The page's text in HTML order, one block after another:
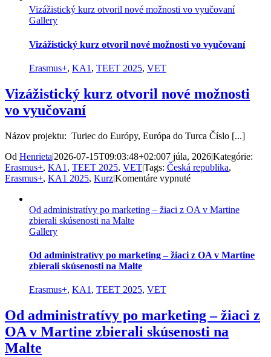
Vizážistický kurz otvoril nové možnosti vo vyučovaní
Gallery
Vizážistický kurz otvoril nové možnosti vo vyučovaní
Erasmus+, KA1 , TEET 2025, VET
Vizážistický kurz otvoril nové možnosti
vo vyučovaní
Názov projektu: Turiec do Európy, Európa do Turca Číslo [...]
Od Henrieta|2026-07-15T09:03:48+02:007 júla, 2026|Kategórie:
Erasmus+, KA1 , TEET 2025, VET|Tags: Česká republika,
Erasmus+, KA1 2025, Kurz|Komentáre vypnuténa
otvoril
vyučovaní
Od administratívy po marketing – žiaci z OA v Martine
zbierali skúsenosti na Malte
Gallery
Od administratívy po marketing – žiaci z OA v Martine
zbierali skúsenosti na Malte
Erasmus+, KA1 , TEET 2025, VET
Od administratívy po marketing – žiaci z
OA v Martine zbierali skúsenosti na
Malte